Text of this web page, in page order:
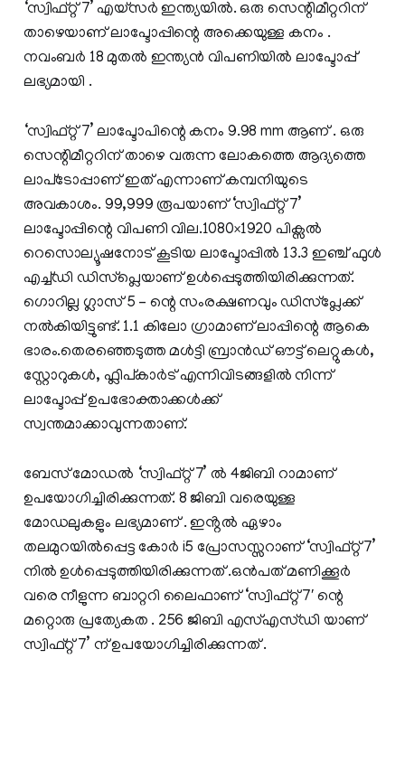
‘സ്വിഫ്റ്റ് 7’ എയ്‌സർ ഇന്ത്യയിൽ. ഒരു സെന്റിമീറ്ററിന്
താഴെയാണ് ലാപ്ടോപ്പിന്റെ അക്കെയുള്ള കനം .
നവംബർ 18 മുതൽ ഇന്ത്യൻ വിപണിയിൽ ലാപ്ടോപ്പ്
ലഭ്യമായി .
‘സ്വിഫ്റ്റ് 7’ ലാപ്ടോപിന്റെ കനം 9.98 mm ആണ് . ഒരു
സെന്റിമീറ്ററിന് താഴെ വരുന്ന ലോകത്തെ ആദ്യത്തെ
ലാപ്‌ടോപ്പാണ് ഇത് എന്നാണ് കമ്പനിയുടെ
അവകാശം. 99,999 രൂപയാണ് ‘സ്വിഫ്റ്റ് 7’
ലാപ്ടോപ്പിന്റെ വിപണി വില.1080×1920 പിക്സൽ
റെസൊല്യൂഷനോട് കൂടിയ ലാപ്ടോപ്പിൽ 13.3 ഇഞ്ച് ഫുൾ
എച്ച്ഡി ഡിസ്പ്ലെയാണ് ഉൾപ്പെടുത്തിയിരിക്കുന്നത്.
ഗൊറില്ല ഗ്ലാസ് 5 – ന്റെ സംരക്ഷണവും ഡിസ്പ്ലേക്ക്
നൽകിയിട്ടുണ്ട്. 1.1 കിലോ ഗ്രാമാണ് ലാപ്പിന്റെ ആകെ
ഭാരം.തെരഞ്ഞെടുത്ത മൾട്ടി ബ്രാൻഡ് ഔട്ട് ലെറ്റുകൾ,
സ്റ്റോറുകൾ, ഫ്ലിപ്കാർട് എന്നിവിടങ്ങളിൽ നിന്ന്
ലാപ്ടോപ്പ് ഉപഭോക്താക്കൾക്ക്
സ്വന്തമാക്കാവുന്നതാണ്.
ബേസ് മോഡൽ ‘സ്വിഫ്റ്റ് 7’ ൽ 4ജിബി റാമാണ്
ഉപയോഗിച്ചിരിക്കുന്നത്. 8 ജിബി വരെയുള്ള
മോഡലുകളും ലഭ്യമാണ് . ഇൻ്റൽ ഏഴാം
തലമുറയിൽപ്പെട്ട കോർ i5 പ്രോസസ്സറാണ് ‘സ്വിഫ്റ്റ് 7’
നിൽ ഉൾപ്പെടുത്തിയിരിക്കുന്നത് .ഒൻപത് മണിക്കൂർ
വരെ നീളുന്ന ബാറ്ററി ലൈഫാണ് ‘സ്വിഫ്റ്റ് 7′ ന്റെ
മറ്റൊരു പ്രത്യേകത . 256 ജിബി എസ്എസ്ഡി യാണ്
സ്വിഫ്റ്റ് 7’ ന് ഉപയോഗിച്ചിരിക്കുന്നത് .